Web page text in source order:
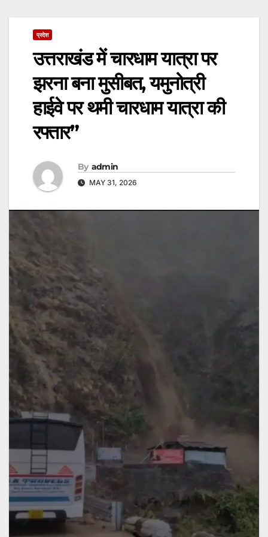
प्रदेश
उत्तराखंड में चारधाम यात्रा पर
झरना बना मुसीबत, यमुनोत्री
हाईवे पर थमी चारधाम यात्रा की
रफ्तार”
By admin
MAY 31, 2026